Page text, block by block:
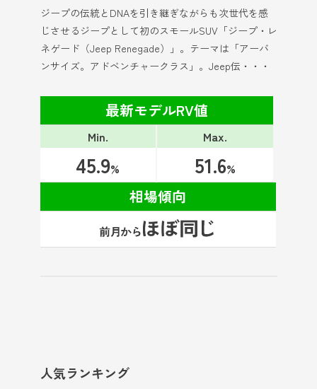
ジープの伝統とDNAを引き継ぎながらも次世代を感
じさせるジープとして初のスモールSUV「ジープ・レ
ネゲード（Jeep Renegade）」。テーマは「アーバ
ンサイズ。アドベンチャークラス」。Jeep伝・・・
最新モデルRV値
Min.
45.9%
Max.
51.6%
相場傾向
人気ランキング